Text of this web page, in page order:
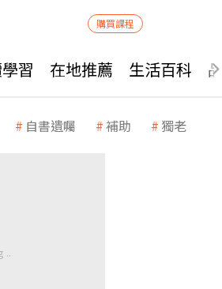
購買課程
習 在地推薦 生活百科
自書遺囑 補助 獨老